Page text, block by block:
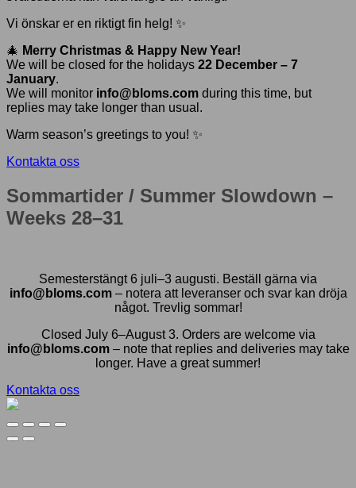
Vi önskar er en riktigt fin helg! ✨
🎄 Merry Christmas & Happy New Year!
We will be closed for the holidays 22 December – 7
January.
We will monitor info@bloms.com during this time, but
replies may take longer than usual.
Warm season’s greetings to you! ✨
Kontakta oss
Sommartider / Summer Slowdown –
Weeks 28–31
Semesterstängt 6 juli–3 augusti. Beställ gärna via
info@bloms.com– notera att leveranser och svar kan dröja
något. Trevlig sommar!
Closed July 6–August 3. Orders are welcome via
info@bloms.com– note that replies and deliveries may take
longer. Have a great summer!
Kontakta oss